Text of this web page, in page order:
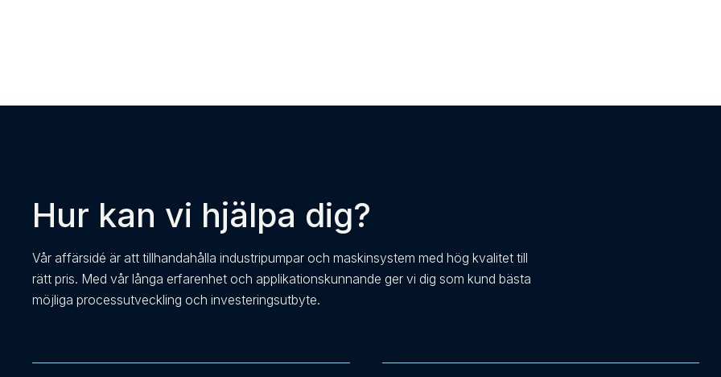
Hur kan vi hjälpa dig?
Vår affärsidé är att tillhandahålla industripumpar och maskinsystem med hög kvalitet till
rätt pris. Med vår långa erfarenhet och applikationskunnande ger vi dig som kund bästa
möjliga processutveckling och investeringsutbyte.